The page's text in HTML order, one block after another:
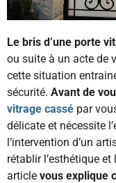
Le bris d’une porte
ou suite à un acte de
cette situation
sécurité. Avant de
vitrage cassé par
délicate et nécessite
l’intervention d’un
rétablir l’esthétique
article vous explique